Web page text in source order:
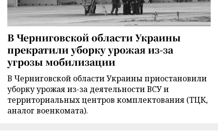
В Черниговской области Украины
прекратили уборку урожая из-за
угрозы мобилизации
В Черниговской области Украины приостановили
уборку урожая из-за деятельности ВСУ и
территориальных центров комплектования (ТЦК,
аналог военкомата).